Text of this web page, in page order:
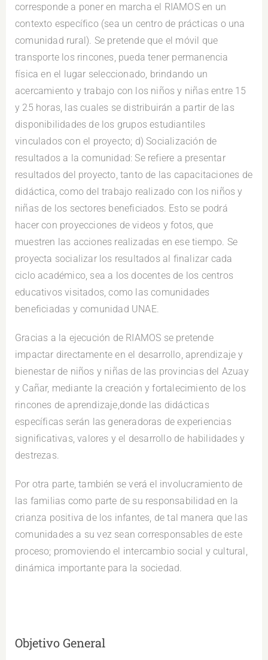
corresponde a poner en marcha el RIAMOS en un
contexto específico (sea un centro de prácticas o una
comunidad rural). Se pretende que el móvil que
transporte los rincones, pueda tener permanencia
física en el lugar seleccionado, brindando un
acercamiento y trabajo con los niños y niñas entre 15
y 25 horas, las cuales se distribuirán a partir de las
disponibilidades de los grupos estudiantiles
vinculados con el proyecto; d) Socialización de
resultados a la comunidad: Se refiere a presentar
resultados del proyecto, tanto de las capacitaciones de
didáctica, como del trabajo realizado con los niños y
niñas de los sectores beneficiados. Esto se podrá
hacer con proyecciones de videos y fotos, que
muestren las acciones realizadas en ese tiempo. Se
proyecta socializar los resultados al finalizar cada
ciclo académico, sea a los docentes de los centros
educativos visitados, como las comunidades
beneficiadas y comunidad UNAE.
Gracias a la ejecución de RIAMOS se pretende
impactar directamente en el desarrollo, aprendizaje y
bienestar de niños y niñas de las provincias del Azuay
y Cañar, mediante la creación y fortalecimiento de los
rincones de aprendizaje,donde las didácticas
específicas serán las generadoras de experiencias
significativas, valores y el desarrollo de habilidades y
destrezas.
Por otra parte, también se verá el involucramiento de
las familias como parte de su responsabilidad en la
crianza positiva de los infantes, de tal manera que las
comunidades a su vez sean corresponsables de este
proceso; promoviendo el intercambio social y cultural,
dinámica importante para la sociedad.
Objetivo General